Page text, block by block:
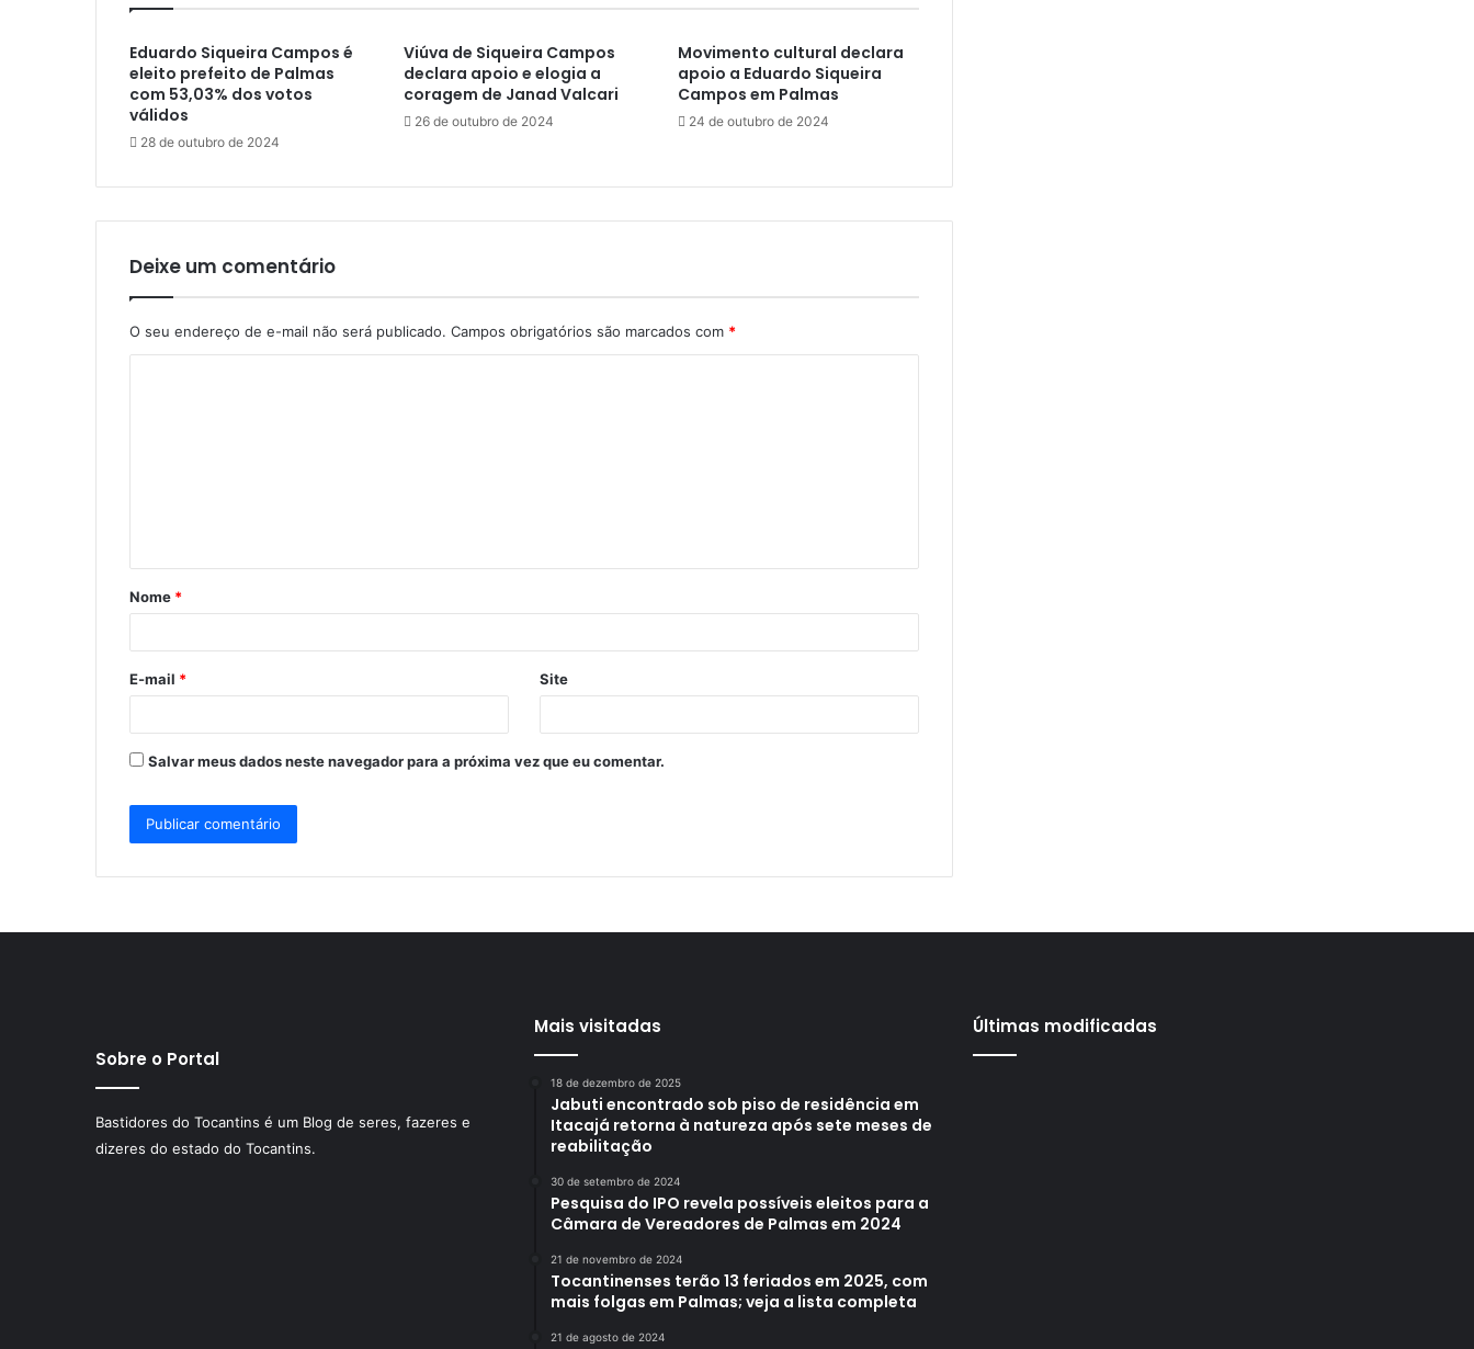
Eduardo Siqueira Campos é
eleito prefeito de Palmas
com 53,03% dos votos
válidos
28 de outubro de 2024
Viúva de Siqueira Campos
declara apoio e elogia a
coragem de Janad Valcari
26 de outubro de 2024
Movimento cultural declara
apoio a Eduardo Siqueira
Campos em Palmas
24 de outubro de 2024
Deixe um comentário
O seu endereço de e-mail não será publicado. Campos obrigatórios são marcados com *
á
r
*
Nome *
E-mail * Site
Salvar meus dados neste navegador para a próxima vez que eu comentar.
Sobre o Portal
Bastidores do Tocantins é um Blog de seres, fazeres e
dizeres do estado do Tocantins.
Mais visitadas
18 de dezembro de 2025
Jabuti encontrado sob piso de residência em
Itacajá retorna à natureza após sete meses de
reabilitação
30 de setembro de 2024
Pesquisa do IPO revela possíveis eleitos para a
Câmara de Vereadores de Palmas em 2024
21 de novembro de 2024
Tocantinenses terão 13 feriados em 2025, com
mais folgas em Palmas; veja a lista completa
21 de agosto de 2024
Últimas modificadas